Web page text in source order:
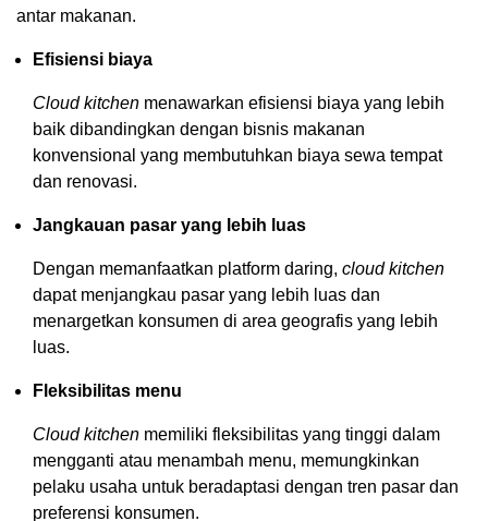
antar makanan.
Efisiensi biaya
Cloud kitchen menawarkan efisiensi biaya yang lebih
baik dibandingkan dengan bisnis makanan
konvensional yang membutuhkan biaya sewa tempat
dan renovasi.
Jangkauan pasar yang lebih luas
Dengan memanfaatkan platform daring, cloud kitchen
dapat menjangkau pasar yang lebih luas dan
menargetkan konsumen di area geografis yang lebih
luas.
Fleksibilitas menu
Cloud kitchen memiliki fleksibilitas yang tinggi dalam
mengganti atau menambah menu, memungkinkan
pelaku usaha untuk beradaptasi dengan tren pasar dan
preferensi konsumen.